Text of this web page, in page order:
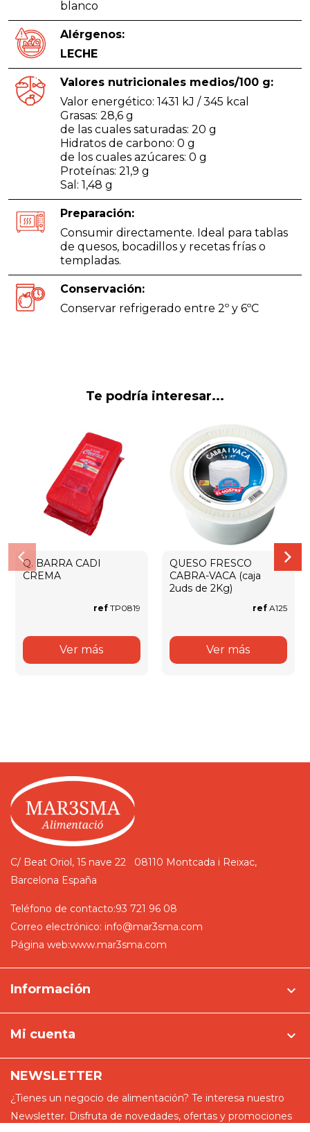
blanco
Alérgenos:
LECHE
Valores nutricionales medios/100 g:
Valor energético: 1431 kJ / 345 kcal
Grasas: 28,6 g
de las cuales saturadas: 20 g
Hidratos de carbono: 0 g
de los cuales azúcares: 0 g
Proteínas: 21,9 g
Sal: 1,48 g
Preparación:
Consumir directamente. Ideal para tablas
de quesos, bocadillos y recetas frías o
templadas.
Conservación:
Conservar refrigerado entre 2º y 6ºC
Te podría interesar...
Q. BARRA CADI
CREMA
refTP0819
Ver más
QUESO FRESCO
CABRA-VACA (caja
2uds de 2Kg)
refA125
Ver más
C/ Beat Oriol, 15 nave 22
08110 Montcada i Reixac,
Barcelona España
Teléfono de contacto:93 721 96 08
Correo electrónico: info@mar3sma.com
Página web:www.mar3sma.com
Información 
Mi cuenta 
NEWSLETTER
¿Tienes un negocio de alimentación? Te interesa nuestro
Newsletter. Disfruta de novedades, ofertas y promociones